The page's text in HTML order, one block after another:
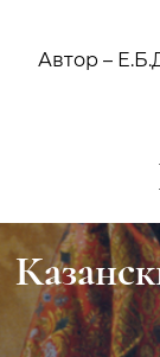
Автор –